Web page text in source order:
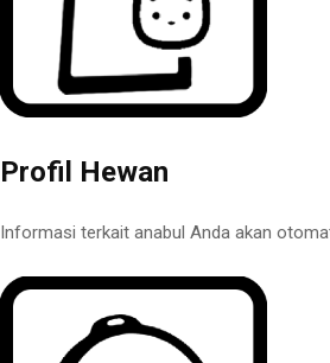
Profil Hewan
Informasi terkait anabul Anda akan